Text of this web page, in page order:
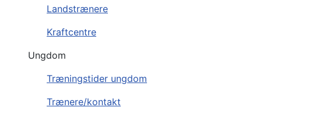
Landstrænere
Kraftcentre
Ungdom
Træningstider ungdom
Trænere/kontakt